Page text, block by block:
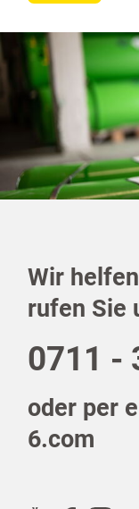
Wir
rufen Sie
0711 -
oder per
6.com